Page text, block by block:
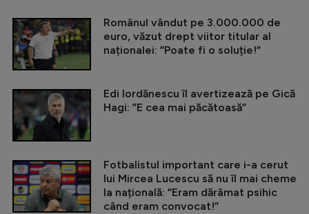
Românul vândut pe 3.000.000 de
euro, văzut drept viitor titular al
naționalei: ”Poate fi o soluție!”
Edi Iordănescu îl avertizează pe Gică
Hagi: ”E cea mai păcătoasă”
Fotbalistul important care i-a cerut
lui Mircea Lucescu să nu îl mai cheme
la națională: ”Eram dărâmat psihic
când eram convocat!”